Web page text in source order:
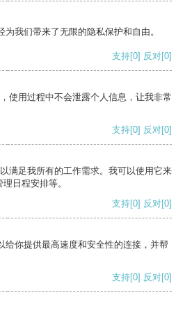
我们带来了无限的隐私保护和自由。
支持[0] 反对[0]
使用过程中不会泄露个人信息，让我非常
支持[0] 反对[0]
满足我所有的工作需求。我可以使用它来
日程安排等。
支持[0] 反对[0]
给你提供最高速度和安全性的连接，并帮
支持[0] 反对[0]